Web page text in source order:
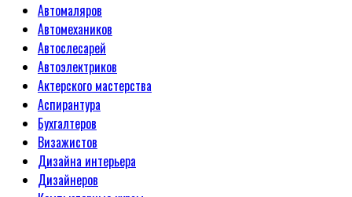
Автомаляров
Автомехаников
Автослесарей
Автоэлектриков
Актерского мастерства
Аспирантура
Бухгалтеров
Визажистов
Дизайна интерьера
Дизайнеров